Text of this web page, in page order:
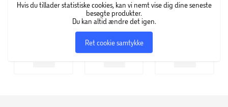
Hvis du tillader statistiske cookies, kan vi nemt vise dig dine seneste
besøgte produkter.
Du kan altid ændre det igen.
Ret cookie samtykke